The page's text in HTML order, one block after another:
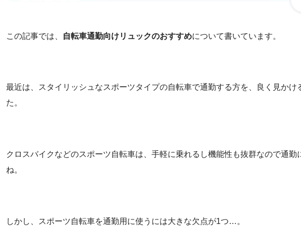
この記事では、 自転車通勤向けリュックのおすすめについて書いています。
最近は、スタイリッシュなスポーツタイプの自転車で通勤する方を、良く見かけ
た。
クロスバイクなどのスポーツ自転車は、手軽に乗れるし機能性も抜群なので通勤
ね。
しかし、スポーツ自転車を通勤用に使うには大きな欠点が1つ…。